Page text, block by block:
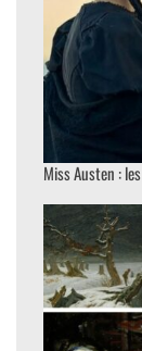
Miss Austen :